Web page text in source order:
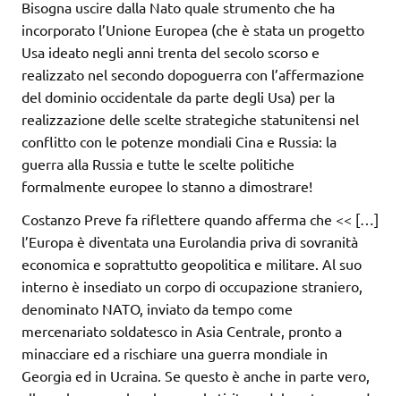
Bisogna uscire dalla Nato quale strumento che ha
incorporato l’Unione Europea (che è stata un progetto
Usa ideato negli anni trenta del secolo scorso e
realizzato nel secondo dopoguerra con l’affermazione
del dominio occidentale da parte degli Usa) per la
realizzazione delle scelte strategiche statunitensi nel
conflitto con le potenze mondiali Cina e Russia: la
guerra alla Russia e tutte le scelte politiche
formalmente europee lo stanno a dimostrare!
Costanzo Preve fa riflettere quando afferma che << […]
l’Europa è diventata una Eurolandia priva di sovranità
economica e soprattutto geopolitica e militare. Al suo
interno è insediato un corpo di occupazione straniero,
denominato NATO, inviato da tempo come
mercenariato soldatesco in Asia Centrale, pronto a
minacciare ed a rischiare una guerra mondiale in
Georgia ed in Ucraina. Se questo è anche in parte vero,